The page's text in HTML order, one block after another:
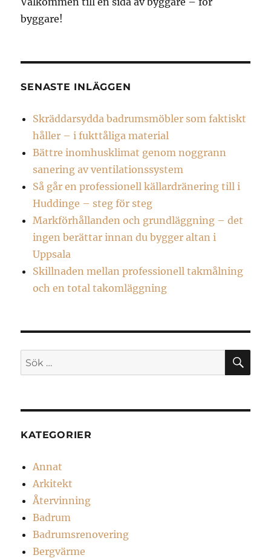
byggare!
SENASTE INLÄGGEN
Skräddarsydda badrumsmöbler som faktiskt
håller – i fukttåliga material
Bättre inomhusklimat genom noggrann
sanering av ventilationssystem
Så går en professionell källardränering till i
Huddinge – steg för steg
Markförhållanden och grundläggning – det
ingen berättar innan du bygger altan i
Uppsala
Skillnaden mellan professionell takmålning
och en total takomläggning
Sök
efter:
KATEGORIER
Annat
Arkitekt
Återvinning
Badrum
Badrumsrenovering
Bergvärme